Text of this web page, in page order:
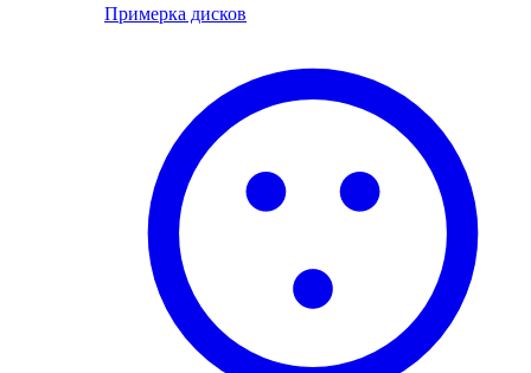
Примерка дисков